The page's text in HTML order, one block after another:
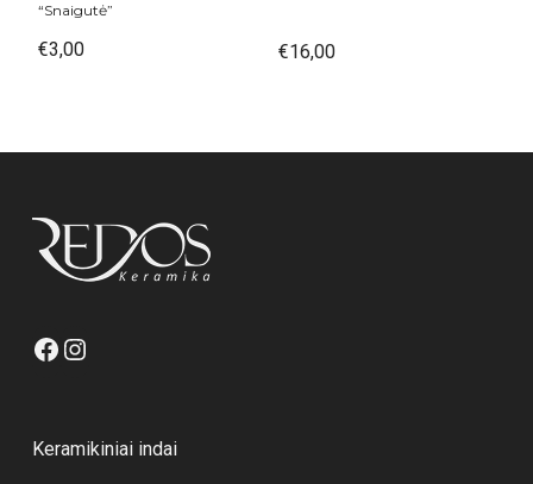
“Snaigutė”
€3,00 €16,00
Facebook
Keramikiniai indai